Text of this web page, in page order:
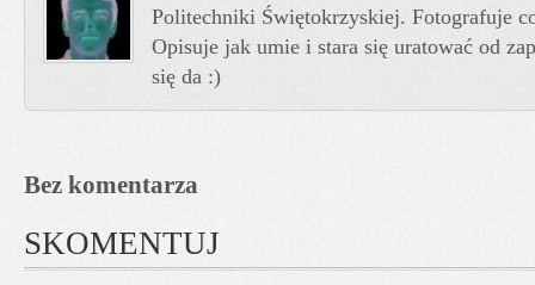
Politechniki Świętokrzyskiej. Fotografuje
Opisuje jak umie i stara się uratować od
się da :)
Bez komentarza
SKOMENTUJ